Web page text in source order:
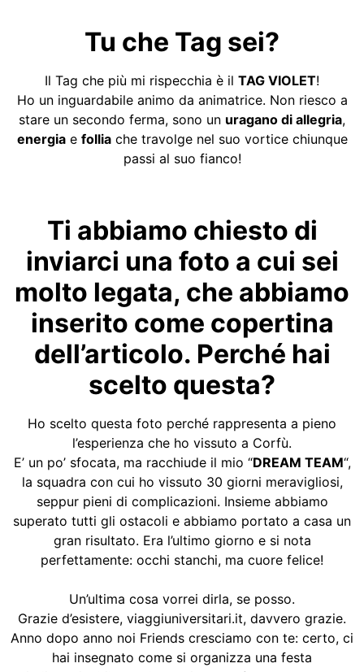
Tu che Tag sei?
Il Tag che più mi rispecchia è il TAG VIOLET!
Ho un inguardabile animo da animatrice. Non riesco a
stare un secondo ferma, sono un uragano di allegria,
energiae folliache travolge nel suo vortice chiunque
passi al suo fianco!
Ti abbiamo chiesto di
inviarci una foto a cui sei
molto legata, che abbiamo
inserito come copertina
dell’articolo. Perché hai
scelto questa?
Ho scelto questa foto perché rappresenta a pieno
l’esperienza che ho vissuto a Corfù.
E’ un po’ sfocata, ma racchiude il mio “DREAM TEAM“,
la squadra con cui ho vissuto 30 giorni meravigliosi,
seppur pieni di complicazioni. Insieme abbiamo
superato tutti gli ostacoli e abbiamo portato a casa un
gran risultato. Era l’ultimo giorno e si nota
perfettamente: occhi stanchi, ma cuore felice!
Un’ultima cosa vorrei dirla, se posso.
Grazie d’esistere, viaggiuniversitari.it, davvero grazie.
Anno dopo anno noi Friends cresciamo con te: certo, ci
hai insegnato come si organizza una festa